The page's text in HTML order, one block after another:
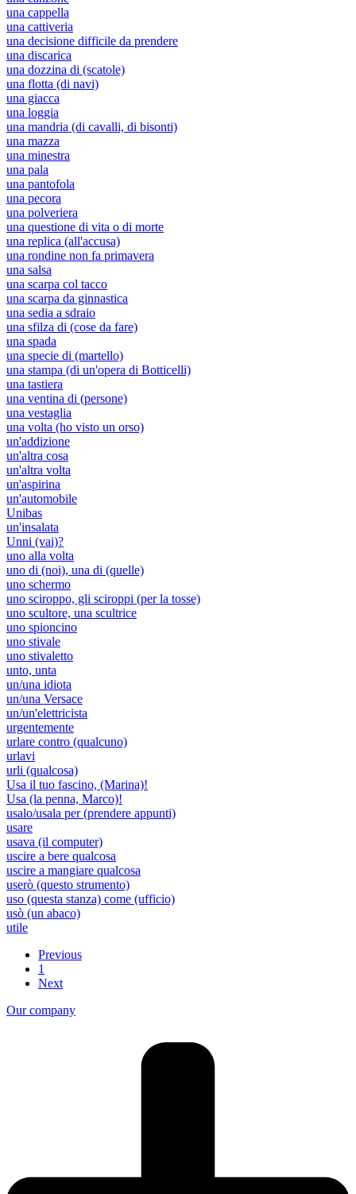
una cappella
una cattiveria
una decisione difficile da prendere
una discarica
una dozzina di (scatole)
una flotta (di navi)
una giacca
una loggia
una mandria (di cavalli, di bisonti)
una mazza
una minestra
una pala
una pantofola
una pecora
una polveriera
una questione di vita o di morte
una replica (all'accusa)
una rondine non fa primavera
una salsa
una scarpa col tacco
una scarpa da ginnastica
una sedia a sdraio
una sfilza di (cose da fare)
una spada
una specie di (martello)
una stampa (di un'opera di Botticelli)
una tastiera
una ventina di (persone)
una vestaglia
una volta (ho visto un orso)
un'addizione
un'altra cosa
un'altra volta
un'aspirina
un'automobile
Unibas
un'insalata
Unni (vai)?
uno alla volta
uno di (noi), una di (quelle)
uno schermo
uno sciroppo, gli sciroppi (per la tosse)
uno scultore, una scultrice
uno spioncino
uno stivale
uno stivaletto
unto, unta
un/una idiota
un/una Versace
un/un'elettricista
urgentemente
urlare contro (qualcuno)
urlavi
urli (qualcosa)
Usa il tuo fascino, (Marina)!
Usa (la penna, Marco)!
usalo/usala per (prendere appunti)
usare
usava (il computer)
uscire a bere qualcosa
uscire a mangiare qualcosa
userò (questo strumento)
uso (questa stanza) come (ufficio)
usò (un abaco)
utile
Previous
1
Next
Our company